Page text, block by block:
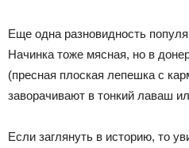
Еще одна разновидность
Начинка тоже мясная, но в
(пресная плоская лепешка с
заворачивают в тонкий лаваш
Если заглянуть в историю, то